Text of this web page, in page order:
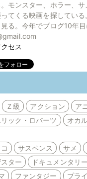
モンスター、ホラー、
てくる映画を探してい
る。今年でブログ10年
セス
Ｚ級 アクション
ア
リック・ロバーツ オカ
サスペンス サメ
ター
ドキュメンタリー
ファンタジー プラ